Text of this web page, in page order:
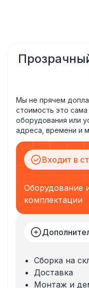
Мы не прячем
стоимость это
оборудования или
адреса, времени и
Входит в
Оборудование
комплектации
Сборка на
Доставка
Монтаж и